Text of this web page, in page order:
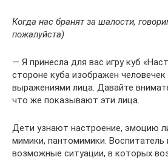
Когда нас бранят за шалости,
пожалуйста)
— Я принесла для вас игру куб
стороне куба изображен
выражениями лица. Давайте
что же показывают эти лица.
Дети узнают настроение, эмоцию
мимики, пантомимики.
возможные ситуации, в которых